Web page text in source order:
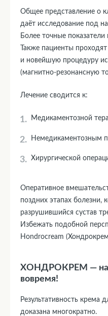
Общее представление о
даёт исследование под
Более точные
Также пациенты
и новейшую процедуру
(магнитно-резонансную
Лечение сводится к:
Медикаментозной
Немедикаментозным
Хирургической
Оперативное
поздних этапах болезни,
разрушившийся сустав
Избежать подобной
Hondrocream
ХОНДРОКРЕМ —
вовремя!
Результативность крема
доказана многократно.